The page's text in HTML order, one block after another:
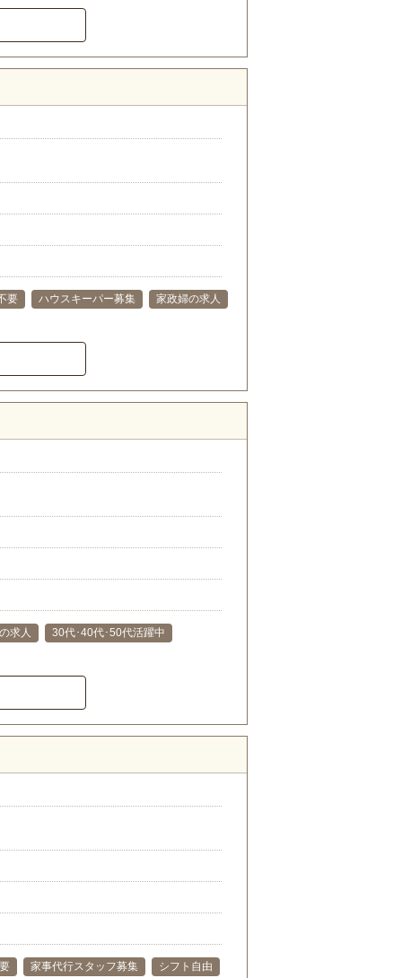
要 ハウスキーパー募集
家政婦の求人
求人
30代･40代･50代活躍中
家事代行スタッフ募集
シフト自由